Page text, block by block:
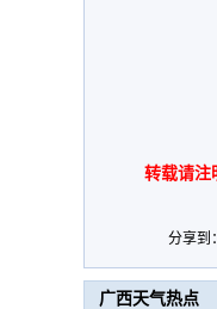
转载请注
分享到：
广西天气热点